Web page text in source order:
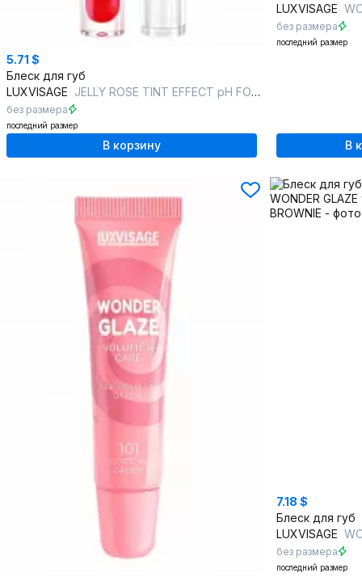
5.71 $
Блеск для губ
LUXVISAGE JELLY ROSE TINT EFFECT pH FORMULA 02 scarlet rose
без размера
последний размер
В корзину
LUXVISAGE
без размера
последний размер
В
7.18 $
Блеск для губ
LUXVISAGE
без размера
последний размер